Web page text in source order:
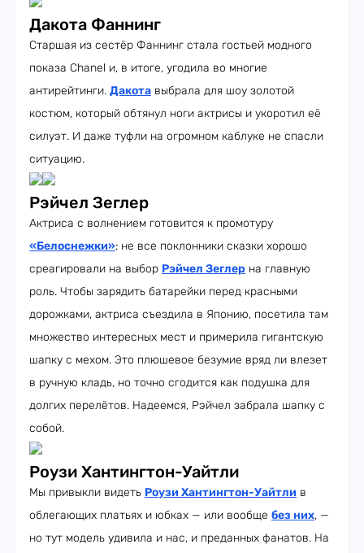
Дакота Фаннинг
Старшая из сестёр Фаннинг стала гостьей модного
показа Chanel и, в итоге, угодила во многие
антирейтинги. Дакота выбрала для шоу золотой
костюм, который обтянул ноги актрисы и укоротил её
силуэт. И даже туфли на огромном каблуке не спасли
ситуацию.
Рэйчел Зеглер
Актриса с волнением готовится к промотуру
«Белоснежки»: не все поклонники сказки хорошо
среагировали на выбор Рэйчел Зеглер на главную
роль. Чтобы зарядить батарейки перед красными
дорожками, актриса съездила в Японию, посетила там
множество интересных мест и примерила гигантскую
шапку с мехом. Это плюшевое безумие вряд ли влезет
в ручную кладь, но точно сгодится как подушка для
долгих перелётов. Надеемся, Рэйчел забрала шапку с
собой.
Роузи Хантингтон-Уайтли
Мы привыкли видеть Роузи Хантингтон-Уайтли в
облегающих платьях и юбках — или вообще без них, —
но тут модель удивила и нас, и преданных фанатов. На